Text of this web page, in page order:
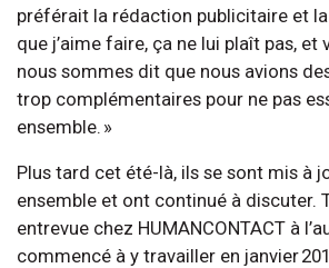
préférait la rédaction publicitaire et
que j’aime faire, ça ne lui plaît pas, et
nous sommes dit que nous avions
trop complémentaires pour ne pas
ensemble. »
Plus tard cet été-là, ils se sont mis à
ensemble et ont continué à discuter.
entrevue chez HUMANCONTACT à
commencé à y travailler en janvier